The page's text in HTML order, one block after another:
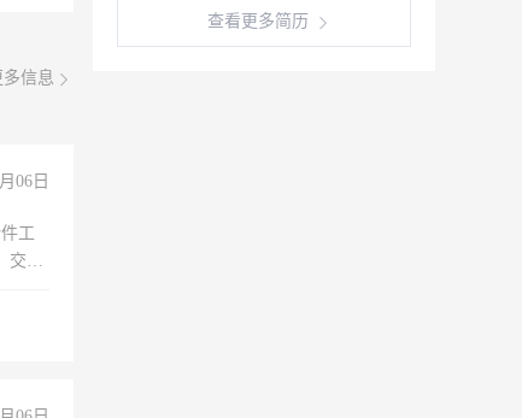
信息
06日
工
交五
查看更多简历